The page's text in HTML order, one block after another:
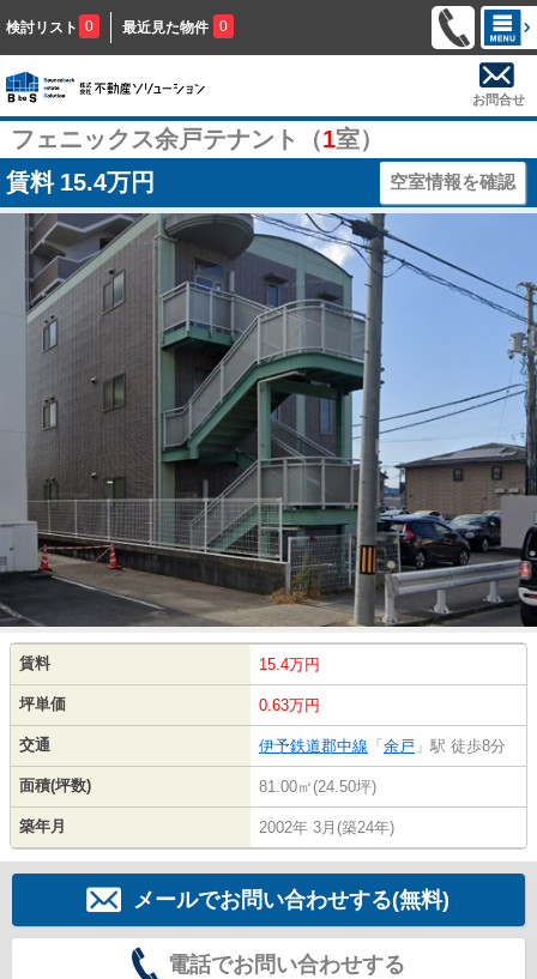
検討リスト 0 最近見た物件 0
お問合せ
フェニックス余戸テナント（1室）
賃料 15.4万円 空室情報を確認
賃料 15.4万円
坪単価 0.63万円
交通 伊予鉄道郡中線 「 余戸 」駅 徒歩8分
面積(坪数) 81.00㎡(24.50坪)
築年月 2002年 3月(築24年)
メールでお問い合わせする(無料)
電話でお問い合わせする